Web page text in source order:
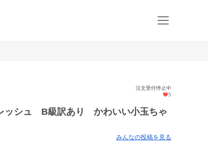
注文受付停止中
5
ッシュ B級訳あり かわいい小玉ちゃ
みんなの投稿を見る